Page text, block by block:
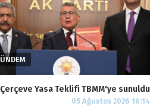
Çerçeve Yasa Teklifi TBMM'ye sunuldu